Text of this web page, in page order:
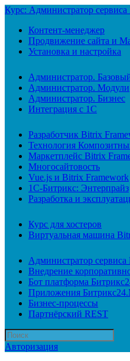
Курс: Администратор сервиса
Контент-менеджер
Продвижение сайта и
Установка и настройка
Администратор.
Администратор. Модули
Администратор. Бизнес
Интеграция с 1С
Разработчик Bitrix
Технология
Маркетплейс Bitrix
Многосайтовость
Vue.js и Bitrix Framework
1С-Битрикс: Энтерпрайз
Разработка и
Курс для хостеров
Виртуальная машина
Администратор сервиса
Внедрение
Бот платформа
Приложения
Бизнес-процессы
Партнёрский REST
Авторизация